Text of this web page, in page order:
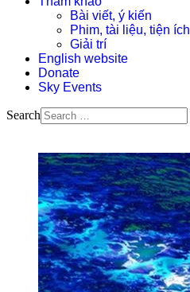
Bài viết, ý kiến
Phim, tài liệu, tiện ích
Giải trí
English website
Donate
Sky Events
Search